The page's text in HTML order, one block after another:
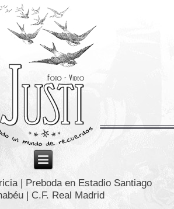
| Preboda en Estadio Santiago
| C.F. Real Madrid